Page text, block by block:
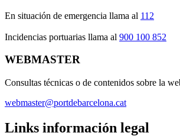
En situación de emergencia llama al 112
Incidencias portuarias llama al 900 100 852
WEBMASTER
Consultas técnicas o de contenidos sobre la
webmaster@portdebarcelona.cat
Links información legal